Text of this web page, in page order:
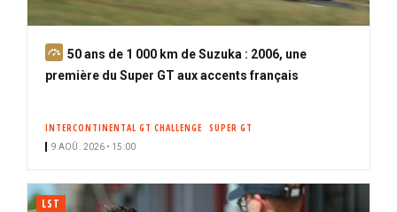
A
b
50 ans de 1 000 km de Suzuka : 2006, une
première du Super GT aux accents français
INTERCONTINENTAL GT CHALLENGE SUPER GT
9 AOÛ. 2026 • 15:00
LST